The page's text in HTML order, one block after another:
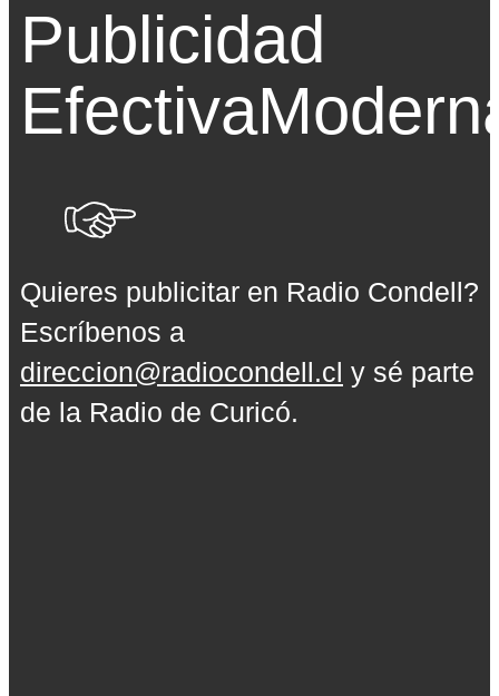
Publicidad
Efectiva
Quieres publicitar en Radio Condell?
Escríbenos a
direccion@radiocondell.cl y sé parte
de la Radio de Curicó.